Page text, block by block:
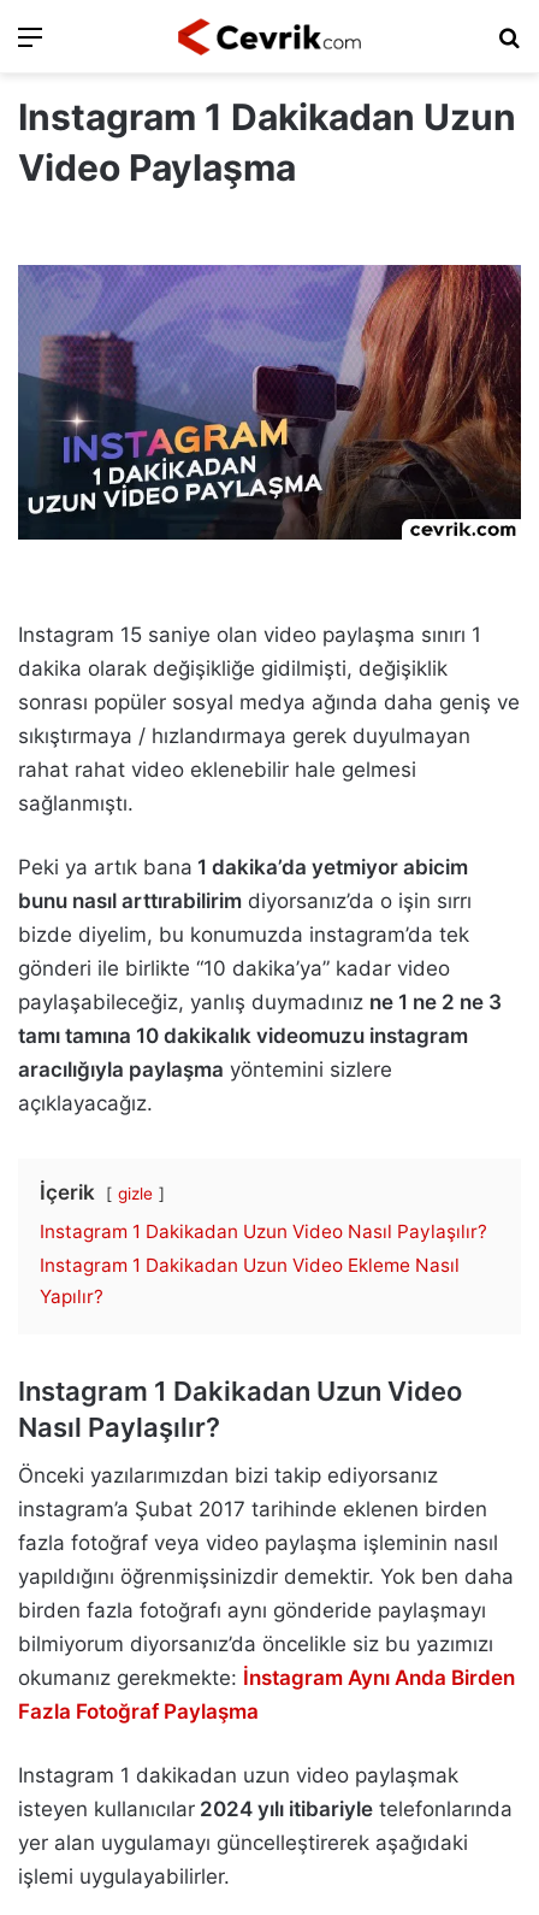
Ara
Instagram 1 Dakikadan Uzun
Video Paylaşma
Instagram 15 saniye olan video paylaşma sınırı 1
dakika olarak değişikliğe gidilmişti, değişiklik
sonrası popüler sosyal medya ağında daha geniş ve
sıkıştırmaya / hızlandırmaya gerek duyulmayan
rahat rahat video eklenebilir hale gelmesi
sağlanmıştı.
Peki ya artık bana 1 dakika’da yetmiyor abicim
bunu nasıl arttırabilirim diyorsanız’da o işin sırrı
bizde diyelim, bu konumuzda instagram’da tek
gönderi ile birlikte “10 dakika’ya” kadar video
paylaşabileceğiz, yanlış duymadınız ne 1 ne 2 ne 3
tamı tamına 10 dakikalık videomuzu instagram
aracılığıyla paylaşma yöntemini sizlere
açıklayacağız.
İçerik gizle
Instagram 1 Dakikadan Uzun Video Nasıl Paylaşılır?
Instagram 1 Dakikadan Uzun Video Ekleme Nasıl
Yapılır?
Instagram 1 Dakikadan Uzun Video
Nasıl Paylaşılır?
Önceki yazılarımızdan bizi takip ediyorsanız
instagram’a Şubat 2017 tarihinde eklenen birden
fazla fotoğraf veya video paylaşma işleminin nasıl
yapıldığını öğrenmişsinizdir demektir. Yok ben daha
birden fazla fotoğrafı aynı gönderide paylaşmayı
bilmiyorum diyorsanız’da öncelikle siz bu yazımızı
okumanız gerekmekte: İnstagram Aynı Anda Birden
Fazla Fotoğraf Paylaşma
Instagram 1 dakikadan uzun video paylaşmak
isteyen kullanıcılar 2024 yılı itibariyle telefonlarında
yer alan uygulamayı güncelleştirerek aşağıdaki
işlemi uygulayabilirler.